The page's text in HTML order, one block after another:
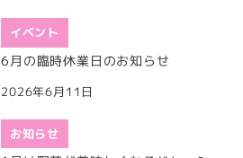
イベント
6月の臨時休業日のお知らせ
2026年6月11日
お知らせ